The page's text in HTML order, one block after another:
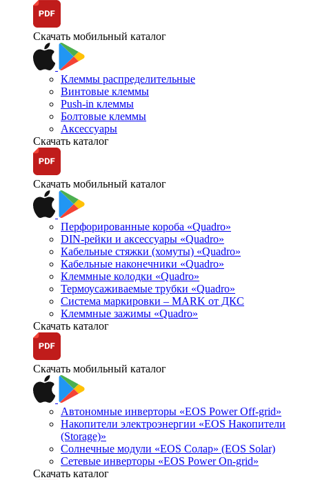
Скачать мобильный каталог
Клеммы распределительные
Винтовые клеммы
Push-in клеммы
Болтовые клеммы
Аксессуары
Скачать каталог
Скачать мобильный каталог
Перфорированные короба «Quadro»
DIN-рейки и аксессуары «Quadro»
Кабельные стяжки (хомуты) «Quadro»
Кабельные наконечники «Quadro»
Клеммные колодки «Quadro»
Термоусаживаемые трубки «Quadro»
Система маркировки – MARK от ДКС
Клеммные зажимы «Quadro»
Скачать каталог
Скачать мобильный каталог
Автономные инверторы «EOS Power Off-grid»
Накопители электроэнергии «EOS Накопители
(Storage)»
Солнечные модули «EOS Солар» (EOS Solar)
Сетевые инверторы «EOS Power On-grid»
Скачать каталог